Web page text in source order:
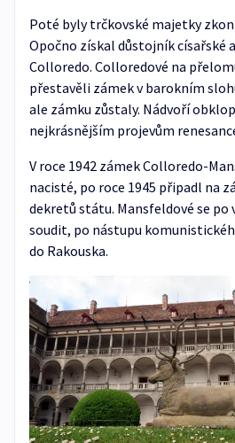
Poté byly trčkovské majetky
Opočno získal důstojník císařské
Colloredo. Colloredové na
přestavěli zámek v barokním
ale zámku zůstaly. Nádvoří
nejkrásnějším projevům
V roce 1942 zámek Colloredo-
nacisté, po roce 1945 připadl na
dekretů státu. Mansfeldové se po
soudit, po nástupu
do Rakouska.